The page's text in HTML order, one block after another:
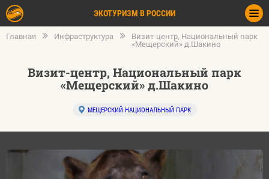
ЭКОТУРИЗМ В РОССИИ
Главная Инфраструктура
Визит-центр, Национальный парк
«Мещерский» д.Шакино
Визит-центр, Национальный парк
«Мещерский» д.Шакино
МЕЩЕРСКИЙ НАЦИОНАЛЬНЫЙ ПАРК